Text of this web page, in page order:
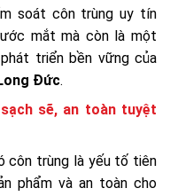
soát côn trùng uy tín
mắt mà còn là một
triển bền vững của
Đức.
sẽ, an toàn tuyệt
côn trùng là yếu tố tiên
phẩm và an toàn cho